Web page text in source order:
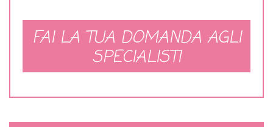
FAI LA TUA DOMANDA AGLI
SPECIALISTI